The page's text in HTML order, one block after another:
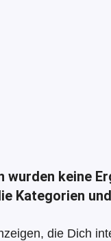
wurden keine
Kategorien
die Dich